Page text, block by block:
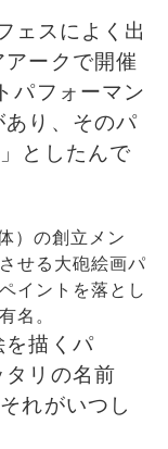
ェスによく出
ークで開催
パフォーマン
あり、そのパ
としたんで
）の創立メン
せる大砲絵画パ
イントを落とし
名。
を描くパ
タリの名前
れがいつし